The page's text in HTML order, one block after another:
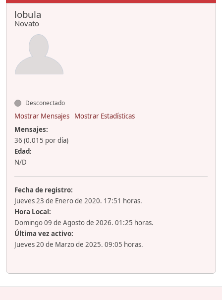
lobula
Novato
Desconectado
Mostrar Mensajes
Mostrar Estadísticas
Mensajes:
36 (0.015 por día)
Edad:
N/D
Fecha de registro:
Jueves 23 de Enero de 2020. 17:51 horas.
Hora Local:
Domingo 09 de Agosto de 2026. 01:25 horas.
Última vez activo:
Jueves 20 de Marzo de 2025. 09:05 horas.